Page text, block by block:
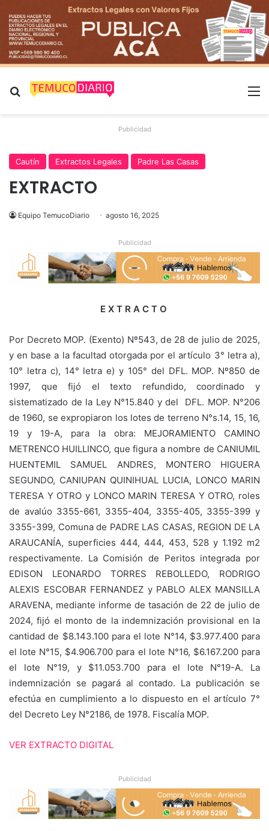
Buscar por
Publicidad
Cautín Extractos Legales Padre Las Casas
EXTRACTO
Equipo TemucoDiario agosto 16, 2025
Publicidad
E X T R A C T O
Por Decreto MOP. (Exento) Nº543, de 28 de julio de 2025,
y en base a la facultad otorgada por el artículo 3° letra a),
10° letra c), 14° letra e) y 105° del DFL. MOP. Nº850 de
1997, que fijó el texto refundido, coordinado y
sistematizado de la Ley N°15.840 y del DFL. MOP. N°206
de 1960, se expropiaron los lotes de terreno N°s.14, 15, 16,
19 y 19-A, para la obra: MEJORAMIENTO CAMINO
METRENCO HUILLINCO, que figura a nombre de CANIUMIL
HUENTEMIL SAMUEL ANDRES, MONTERO HIGUERA
SEGUNDO, CANIUPAN QUINIHUAL LUCIA, LONCO MARIN
TERESA Y OTRO y LONCO MARIN TERESA Y OTRO, roles
de avalúo 3355-661, 3355-404, 3355-405, 3355-399 y
3355-399, Comuna de PADRE LAS CASAS, REGION DE LA
ARAUCANÍA, superficies 444, 444, 453, 528 y 1.192 m2
respectivamente. La Comisión de Peritos integrada por
EDISON LEONARDO TORRES REBOLLEDO, RODRIGO
ALEXIS ESCOBAR FERNANDEZ y PABLO ALEX MANSILLA
ARAVENA, mediante informe de tasación de 22 de julio de
2024, fijó el monto de la indemnización provisional en la
cantidad de $8.143.100 para el lote N°14, $3.977.400 para
el lote N°15, $4.906.700 para el lote N°16, $6.167.200 para
el lote N°19, y $11.053.700 para el lote N°19-A. La
indemnización se pagará al contado. La publicación se
efectúa en cumplimiento a lo dispuesto en el artículo 7°
del Decreto Ley N°2186, de 1978. Fiscalía MOP.
VER EXTRACTO DIGITAL
Publicidad